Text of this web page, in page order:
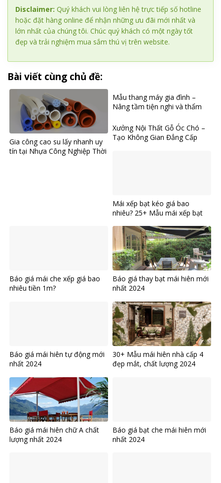
Disclaimer: Quý khách vui lòng liên hệ trực tiếp số hotline
hoặc đặt hàng online để nhận những ưu đãi mới nhất và
lớn nhất của chúng tôi. Chúc quý khách có một ngày tốt
đẹp và trải nghiệm mua sắm thú vị trên website.
Bài viết cùng chủ đề:
Gia công cao su lấy nhanh uy
tín tại Nhựa Công Nghiệp Thời
Mẫu thang máy gia đình –
Nâng tầm tiện nghi và thẩm
đại
Xưởng Nội Thất Gỗ Óc Chó –
Tạo Không Gian Đẳng Cấp
Mái xếp bạt kéo giá bao
nhiêu? 25+ Mẫu mái xếp bạt
Báo giá mái che xếp giá bao
nhiêu tiền 1m?
Báo giá thay bạt mái hiên mới
nhất 2024
Báo giá mái hiên tự động mới
nhất 2024
30+ Mẫu mái hiên nhà cấp 4
đẹp mắt, chất lượng 2024
Báo giá mái hiên chữ A chất
lượng nhất 2024
Báo giá bạt che mái hiên mới
nhất 2024